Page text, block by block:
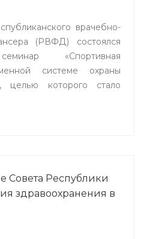
врачебно-
(РВФД) состоялся
«Спортивная
системе охраны
целью которого стало
Совета Республики
здравоохранения в